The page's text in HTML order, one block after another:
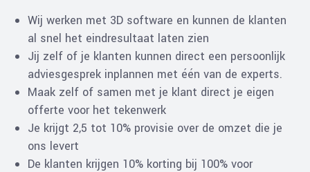
Wij werken met 3D software en kunnen de klanten
al snel het eindresultaat laten zien
Jij zelf of je klanten kunnen direct een persoonlijk
adviesgesprek inplannen met één van de experts.
Maak zelf of samen met je klant direct je eigen
offerte voor het tekenwerk
Je krijgt 2,5 tot 10% provisie over de omzet die je
ons levert
De klanten krijgen 10% korting bij 100% voor